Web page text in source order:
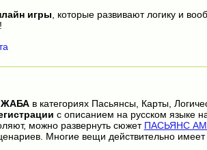
игры, которые развивают логику и
ЖАБАв категориях Пасьянсы, Карты,
с описанием на русском языке
можно развернуть сюжет ПАСЬЯНС
Многие вещи действительно имеет